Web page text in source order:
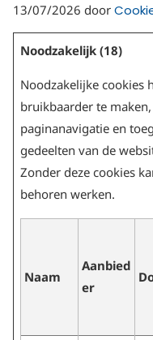
13/07/2026 door
Noodzakelijk (18)
Noodzakelijke cookies
bruikbaarder te
paginanavigatie en
gedeelten van de
Zonder deze cookies
behoren werken.
Naam
Aanbied
er